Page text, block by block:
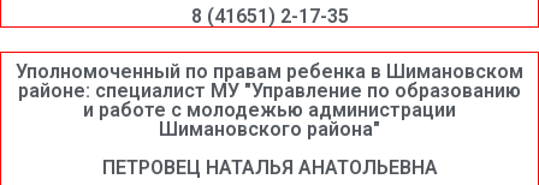
8 (41651) 2-17-35
Уполномоченный по правам ребенка в Шимановском
районе: специалист МУ "Управление по образованию
и работе с молодежью администрации
Шимановского района"
ПЕТРОВЕЦ НАТАЛЬЯ АНАТОЛЬЕВНА